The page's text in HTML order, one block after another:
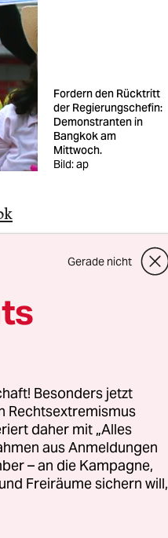
Fordern den Rücktritt
der Regierungschefin:
Demonstranten in
Bangkok am
Mittwoch.
Bild: ap
Gerade nicht
Besonders jetzt
Rechtsextremismus
daher mit „Alles
aus Anmeldungen
– an die Kampagne,
Freiräume sichern will,